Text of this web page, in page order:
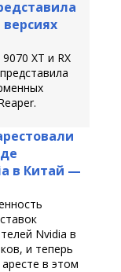
версиях
XT и RX
в Китай —
Nvidia в
и теперь
в этом